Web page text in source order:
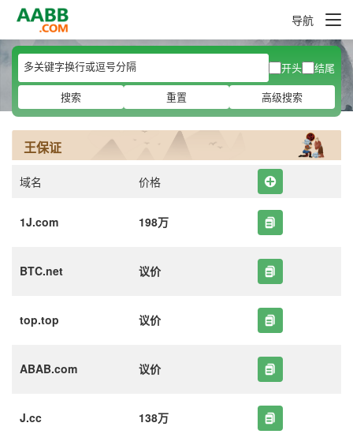
导航
开头
结尾
搜索
重置 高级搜索
王保证
域名 价格
1J.com 198万
BTC.net 议价
top.top 议价
ABAB.com 议价
J.cc 138万